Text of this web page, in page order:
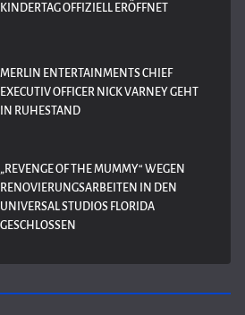
KINDERTAG OFFIZIELL ERÖFFNET
MERLIN ENTERTAINMENTS CHIEF
EXECUTIV OFFICER NICK VARNEY GEHT
IN RUHESTAND
„REVENGE OF THE MUMMY“ WEGEN
RENOVIERUNGSARBEITEN IN DEN
UNIVERSAL STUDIOS FLORIDA
GESCHLOSSEN